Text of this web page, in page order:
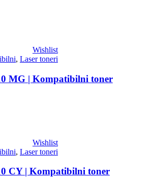
Wishlist
, Laser toneri
MG | Kompatibilni toner
Wishlist
, Laser toneri
CY | Kompatibilni toner